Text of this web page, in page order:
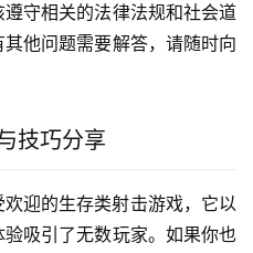
守相关的法律法规和社会道
他问题需要解答，请随时向
技巧分享
欢迎的生存类射击游戏，它以
吸引了无数玩家。如果你也